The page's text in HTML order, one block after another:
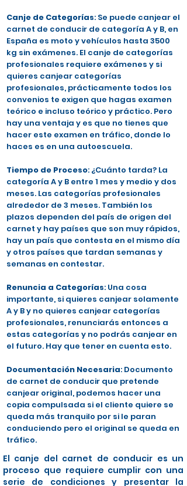
Canje de Categorías: Se puede canjear el
carnet de conducir de categoría A y B, en
España es moto y vehículos hasta 3500
kg sin exámenes. El canje de categorías
profesionales requiere exámenes y si
quieres canjear categorías
profesionales, prácticamente todos los
convenios te exigen que hagas examen
teórico e incluso teórico y práctico. Pero
hay una ventaja y es que no tienes que
hacer este examen en tráfico, donde lo
haces es en una autoescuela.
Tiempo de Proceso: ¿Cuánto tarda? La
categoría A y B entre 1 mes y medio y dos
meses. Las categorías profesionales
alrededor de 3 meses. También los
plazos dependen del país de origen del
carnet y hay países que son muy rápidos,
hay un país que contesta en el mismo día
y otros países que tardan semanas y
semanas en contestar.
Renuncia a Categorías: Una cosa
importante, si quieres canjear solamente
A y B y no quieres canjear categorías
profesionales, renunciarás entonces a
estas categorías y no podrás canjear en
el futuro. Hay que tener en cuenta esto.
Documentación Necesaria: Documento
de carnet de conducir que pretende
canjear original, podemos hacer una
copia compulsada si el cliente quiere se
queda más tranquilo por si le paran
conduciendo pero el original se queda en
tráfico.
El canje del carnet de conducir es un
proceso que requiere cumplir con una
serie de condiciones y presentar la